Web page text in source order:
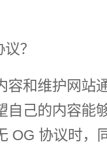
？
容和维护网站
自己的内容能
OG 协议时，